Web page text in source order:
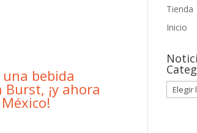
bebida
¡y ahora
Tienda
Inicio
por